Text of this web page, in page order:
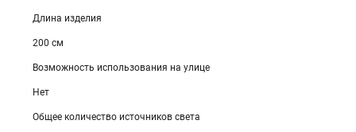
Длина изделия
200 см
Возможность использования на улице
Нет
Общее количество источников света